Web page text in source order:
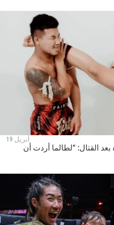
أبريل 19
القتال: “لطالما أردت أن